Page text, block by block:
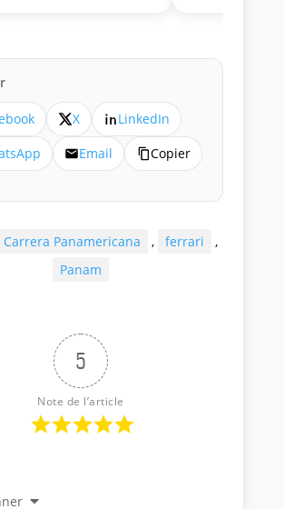
X
LinkedIn
Email Copier
Carrera Panamericana , ferrari
,
Panam
5
Note de l’article